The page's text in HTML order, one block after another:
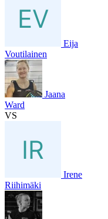
Eija
Voutilainen
Jaana
Ward
VS
Irene
Riihimäki